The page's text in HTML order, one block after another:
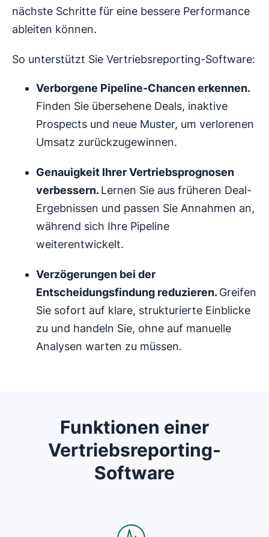
nächste Schritte für eine bessere Performance
ableiten können.
So unterstützt Sie Vertriebsreporting-Software:
Verborgene Pipeline-Chancen erkennen.
Finden Sie übersehene Deals, inaktive
Prospects und neue Muster, um verlorenen
Umsatz zurückzugewinnen.
Genauigkeit IhrerVertriebsprognosen
verbessern.Lernen Sie aus früheren Deal-
Ergebnissen und passen Sie Annahmen an,
während sich Ihre Pipeline
weiterentwickelt.
Verzögerungen bei der
Entscheidungsfindung reduzieren.Greifen
Sie sofort auf klare, strukturierte Einblicke
zu und handeln Sie, ohne auf manuelle
Analysen warten zu müssen.
Funktionen einer
Vertriebsreporting-
Software